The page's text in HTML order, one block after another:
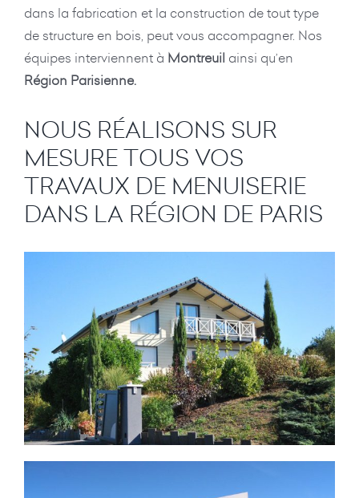
dans la fabrication et la construction de tout type
de structure en bois, peut vous accompagner. Nos
équipes interviennent à Montreuil ainsi qu’en
Région Parisienne.
NOUS RÉALISONS SUR
MESURE TOUS VOS
TRAVAUX DE MENUISERIE
DANS LA RÉGION DE PARIS